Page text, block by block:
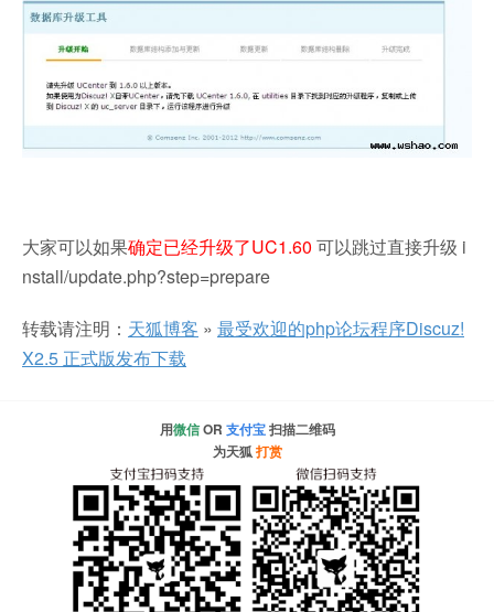
大家可以如果确定已经升级了UC1.60 可以跳过直接升级 i
nstall/update.php?step=prepare
转载请注明： 天狐博客 » 最受欢迎的php论坛程序Discuz!
X2.5 正式版发布下载
用微信OR 支付宝扫描二维码
为天狐打赏